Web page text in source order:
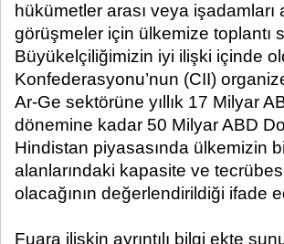
hükümetler arası veya
görüşmeler için ülkemize toplantı
Büyükelçiliğimizin iyi ilişki içinde
Konfederasyonu’nun (CII)
Ar-Ge sektörüne yıllık 17 Milyar
dönemine kadar 50 Milyar ABD
Hindistan piyasasında ülkemizin
alanlarındaki kapasite ve
olacağının değerlendirildiği ifade
Fuara ilişkin ayrıntılı bilgi ekte